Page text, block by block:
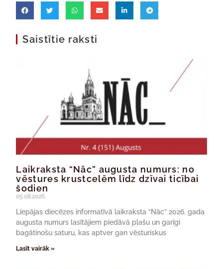
Saistītie raksti
Laikraksta “Nāc” augusta numurs: no
vēstures krustcelēm līdz dzīvai ticībai
šodien
05.08.2026.
Liepājas diecēzes informatīvā laikraksta “Nāc” 2026. gada
augusta numurs lasītājiem piedāvā plašu un garīgi
bagātinošu saturu, kas aptver gan vēsturiskus
Lasīt vairāk »